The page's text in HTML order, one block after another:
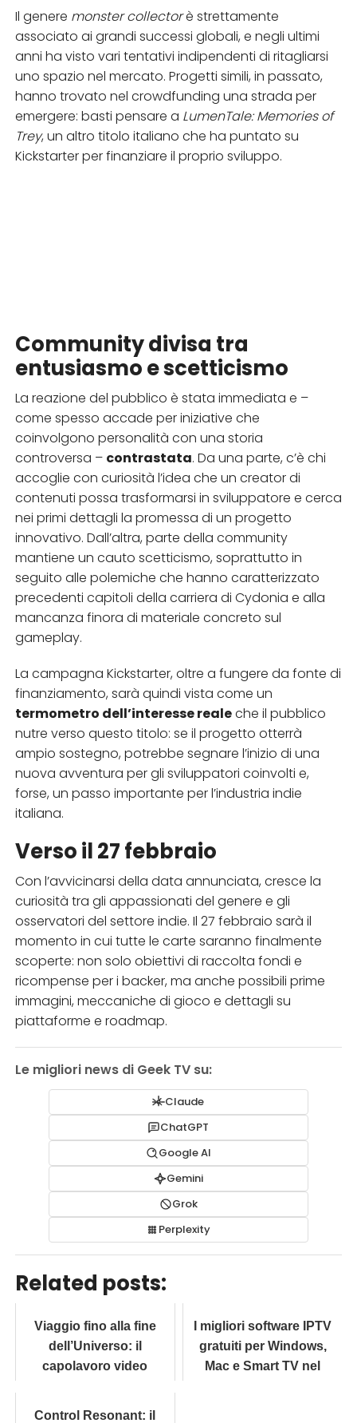
Il genere monster collectorè strettamente
associato ai grandi successi globali, e negli ultimi
anni ha visto vari tentativi indipendenti di ritagliarsi
uno spazio nel mercato. Progetti simili, in passato,
hanno trovato nel crowdfunding una strada per
emergere: basti pensare a LumenTale: Memories of
Trey, un altro titolo italiano che ha puntato su
Kickstarter per finanziare il proprio sviluppo.
Community divisa tra
entusiasmo e scetticismo
La reazione del pubblico è stata immediata e –
come spesso accade per iniziative che
coinvolgono personalità con una storia
controversa – contrastata. Da una parte, c’è chi
accoglie con curiosità l’idea che un creator di
contenuti possa trasformarsi in sviluppatore e cerca
nei primi dettagli la promessa di un progetto
innovativo. Dall’altra, parte della community
mantiene un cauto scetticismo, soprattutto in
seguito alle polemiche che hanno caratterizzato
precedenti capitoli della carriera di Cydonia e alla
mancanza finora di materiale concreto sul
gameplay.
La campagna Kickstarter, oltre a fungere da fonte di
finanziamento, sarà quindi vista come un
termometro dell’interesse realeche il pubblico
nutre verso questo titolo: se il progetto otterrà
ampio sostegno, potrebbe segnare l’inizio di una
nuova avventura per gli sviluppatori coinvolti e,
forse, un passo importante per l’industria indie
italiana.
Verso il 27 febbraio
Con l’avvicinarsi della data annunciata, cresce la
curiosità tra gli appassionati del genere e gli
osservatori del settore indie. Il 27 febbraio sarà il
momento in cui tutte le carte saranno finalmente
scoperte: non solo obiettivi di raccolta fondi e
ricompense per i backer, ma anche possibili prime
immagini, meccaniche di gioco e dettagli su
piattaforme e roadmap.
Le migliori news di Geek TV su:
Claude
ChatGPT
Google AI
Gemini
Grok
Perplexity
Related posts:
Viaggio fino alla fine
dell’Universo: il
capolavoro video
I migliori software IPTV
gratuiti per Windows,
Mac e Smart TV nel
Control Resonant: il